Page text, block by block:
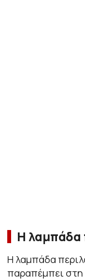
Η λαμπάδα
Η λαμπάδα
παραπέμπει στη